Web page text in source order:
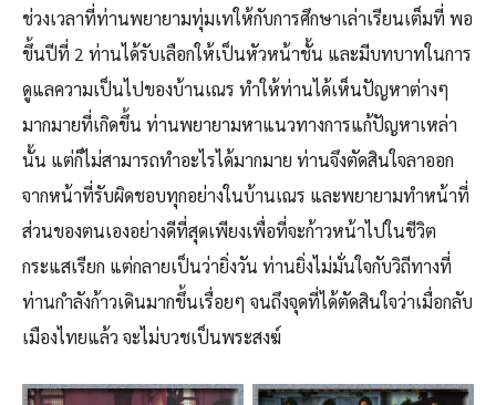
ช่วงเวลาที่ท่านพยายามทุ่มเทให้กับการศึกษาเล่าเรียนเต็มที่ พอ
ขึ้นปีที่ 2 ท่านได้รับเลือกให้เป็นหัวหน้าชั้น และมีบทบาทในการ
ดูแลความเป็นไปของบ้านเณร ทำให้ท่านได้เห็นปัญหาต่างๆ
มากมายที่เกิดขึ้น ท่านพยายามหาแนวทางการแก้ปัญหาเหล่า
นั้น แต่ก็ไม่สามารถทำอะไรได้มากมาย ท่านจึงตัดสินใจลาออก
จากหน้าที่รับผิดชอบทุกอย่างในบ้านเณร และพยายามทำหน้าที่
ส่วนของตนเองอย่างดีที่สุดเพียงเพื่อที่จะก้าวหน้าไปในชีวิต
กระแสเรียก แต่กลายเป็นว่ายิ่งวัน ท่านยิ่งไม่มั่นใจกับวิถีทางที่
ท่านกำลังก้าวเดินมากขึ้นเรื่อยๆ จนถึงจุดที่ได้ตัดสินใจว่าเมื่อกลับ
เมืองไทยแล้ว จะไม่บวชเป็นพระสงฆ์